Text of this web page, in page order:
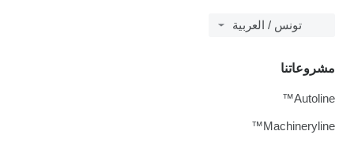
تونس / العربية
مشروعاتنا
Autoline™
Machineryline™